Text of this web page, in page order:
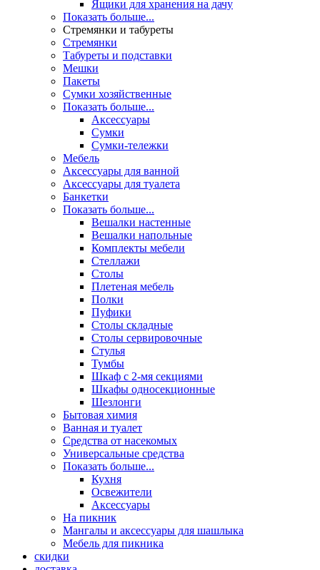
Ящики для хранения на дачу
Показать больше...
Стремянки и табуреты
Стремянки
Табуреты и подставки
Мешки
Пакеты
Сумки хозяйственные
Показать больше...
Аксессуары
Сумки
Сумки-тележки
Мебель
Аксессуары для ванной
Аксессуары для туалета
Банкетки
Показать больше...
Вешалки настенные
Вешалки напольные
Комплекты мебели
Стеллажи
Столы
Плетеная мебель
Полки
Пуфики
Столы складные
Столы сервировочные
Стулья
Тумбы
Шкаф с 2-мя секциями
Шкафы односекционные
Шезлонги
Бытовая химия
Ванная и туалет
Средства от насекомых
Универсальные средства
Показать больше...
Кухня
Освежители
Аксессуары
На пикник
Мангалы и аксессуары для шашлыка
Мебель для пикника
скидки